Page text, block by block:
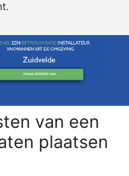
van een
plaatsen